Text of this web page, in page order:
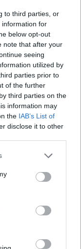
to third parties, or
information for
below opt-out
note that after your
seeing
utilized by
parties prior to
of the further
third parties on the
information may
the IAB’s List of
disclose it to other
czas i miejsce
W pustyni i
i w
i w